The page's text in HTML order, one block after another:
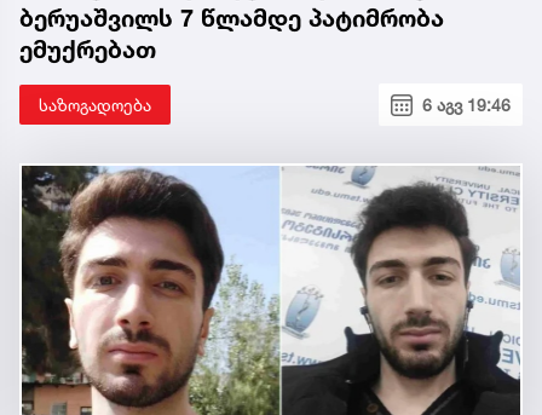
ბერუაშვილს 7 წლამდე პატიმრობა
ემუქრებათ
საზოგადოება 6 აგვ 19:46